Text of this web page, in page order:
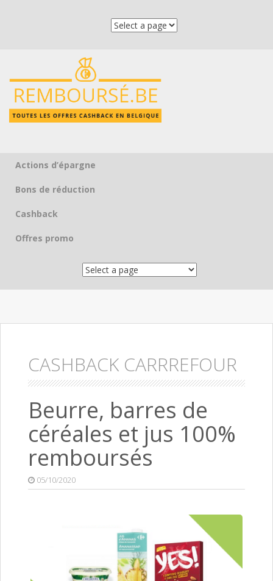
Skip to content
Actions d’épargne
Bons de réduction
Cashback
Offres promo
CASHBACK CARRREFOUR
Beurre, barres de
céréales et jus 100%
remboursés
05/10/2020